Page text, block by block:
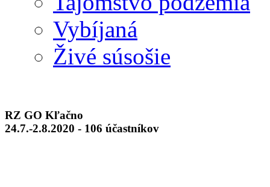
Vybíjaná
Živé súsošie
RZ GO Kľačno
24.7.-2.8.2020 - 106 účastníkov